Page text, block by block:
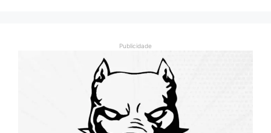
Publicidade